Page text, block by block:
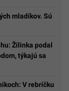
mladíkov. Sú
Žilinka podal
týkajú sa
V rebríčku